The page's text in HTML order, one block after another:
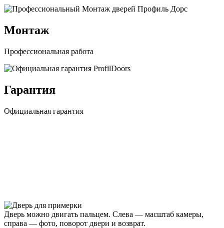
Монтаж
Профессиональная работа
Гарантия
Официальная гарантия
Дверь можно двигать пальцем. Слева — масштаб камеры,
справа — фото, поворот двери и возврат.